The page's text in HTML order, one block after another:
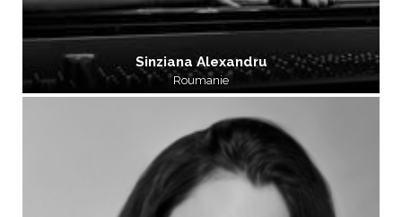
Sinziana Alexandru
Roumanie